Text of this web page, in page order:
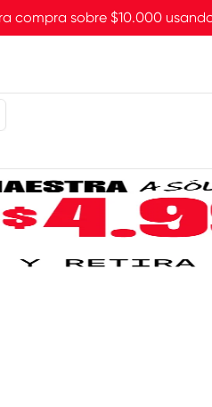
compra sobre $10.000